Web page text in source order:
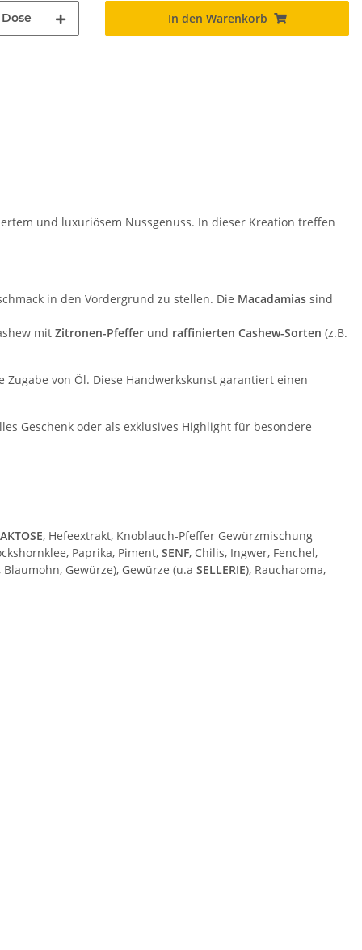
Dose In den Warenkorb
und luxuriösem Nussgenuss. In dieser Kreation treffen
in den Vordergrund zu stellen. Die Macadamias sind
mit Zitronen-Pfeffer und raffinierten Cashew-Sorten (z.B.
von Öl. Diese Handwerkskunst garantiert einen
Geschenk oder als exklusives Highlight für besondere
, Hefeextrakt, Knoblauch-Pfeffer Gewürzmischung
Paprika, Piment, SENF, Chilis, Ingwer, Fenchel,
Gewürze), Gewürze (u.a SELLERIE), Raucharoma,